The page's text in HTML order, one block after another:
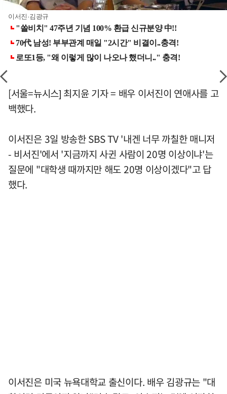
이서진·김광규
[서울=뉴시스] 최지윤 기자 = 배우 이서진이 연애사를 고
백했다.
이서진은 3일 방송한 SBS TV '내겐 너무 까칠한 매니저
- 비서진'에서 '지금까지 사귄 사람이 20명 이상이냐'는
질문에 "대학생 때까지만 해도 20명 이상이겠다"고 답
했다.
이서진은 미국 뉴욕대학교 출신이다. 배우 김광규는 "대